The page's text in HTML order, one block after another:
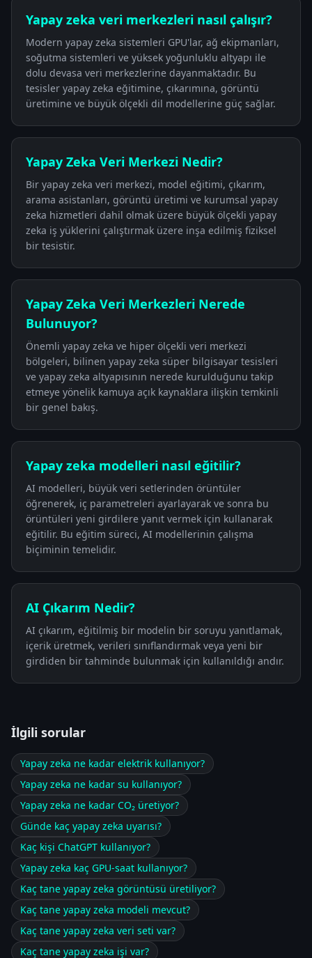
Yapay zeka veri merkezleri nasıl çalışır?
Modern yapay zeka sistemleri GPU'lar, ağ ekipmanları,
soğutma sistemleri ve yüksek yoğunluklu altyapı ile
dolu devasa veri merkezlerine dayanmaktadır. Bu
tesisler yapay zeka eğitimine, çıkarımına, görüntü
üretimine ve büyük ölçekli dil modellerine güç sağlar.
Yapay Zeka Veri Merkezi Nedir?
Bir yapay zeka veri merkezi, model eğitimi, çıkarım,
arama asistanları, görüntü üretimi ve kurumsal yapay
zeka hizmetleri dahil olmak üzere büyük ölçekli yapay
zeka iş yüklerini çalıştırmak üzere inşa edilmiş fiziksel
bir tesistir.
Yapay Zeka Veri Merkezleri Nerede
Bulunuyor?
Önemli yapay zeka ve hiper ölçekli veri merkezi
bölgeleri, bilinen yapay zeka süper bilgisayar tesisleri
ve yapay zeka altyapısının nerede kurulduğunu takip
etmeye yönelik kamuya açık kaynaklara ilişkin temkinli
bir genel bakış.
Yapay zeka modelleri nasıl eğitilir?
AI modelleri, büyük veri setlerinden örüntüler
öğrenerek, iç parametreleri ayarlayarak ve sonra bu
örüntüleri yeni girdilere yanıt vermek için kullanarak
eğitilir. Bu eğitim süreci, AI modellerinin çalışma
biçiminin temelidir.
AI Çıkarım Nedir?
AI çıkarım, eğitilmiş bir modelin bir soruyu yanıtlamak,
içerik üretmek, verileri sınıflandırmak veya yeni bir
girdiden bir tahminde bulunmak için kullanıldığı andır.
İlgili sorular
Yapay zeka ne kadar elektrik kullanıyor?
Yapay zeka ne kadar su kullanıyor?
Yapay zeka ne kadar CO₂ üretiyor?
Günde kaç yapay zeka uyarısı?
Kaç kişi ChatGPT kullanıyor?
Yapay zeka kaç GPU-saat kullanıyor?
Kaç tane yapay zeka görüntüsü üretiliyor?
Kaç tane yapay zeka modeli mevcut?
Kaç tane yapay zeka veri seti var?
Kaç tane yapay zeka işi var?